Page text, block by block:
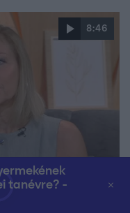
tanévre? -
8:46
terápiák léteznek